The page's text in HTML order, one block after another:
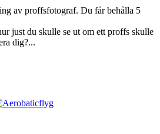
av proffsfotograf. Du får behålla 5
just du skulle se ut om ett proffs skulle
dig?...